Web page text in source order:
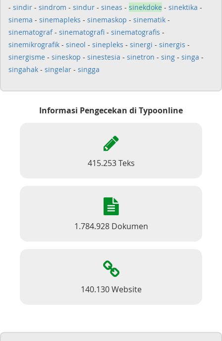
- sindir - sindrom - sindur - sineas - sinekdoke - sinektika -
sinema - sinemapleks - sinemaskop - sinematik -
sinematograf- sinematografi - sinematografis -
sinemikrografik - sineol - sinepleks - sinergi - sinergis -
sinergisme - sineskop - sinestesia - sinetron - sing - singa -
singahak - singelar - singga
Informasi Pengecekan di Typoonline
415.253 Teks
1.784.928 Dokumen
140.130 Website